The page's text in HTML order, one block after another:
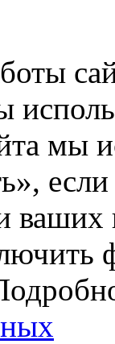
мы
если